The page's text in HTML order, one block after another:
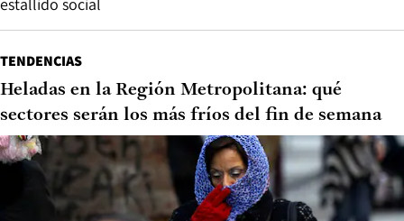
estallido social
TENDENCIAS
Heladas en la Región Metropolitana: qué
sectores serán los más fríos del fin de semana